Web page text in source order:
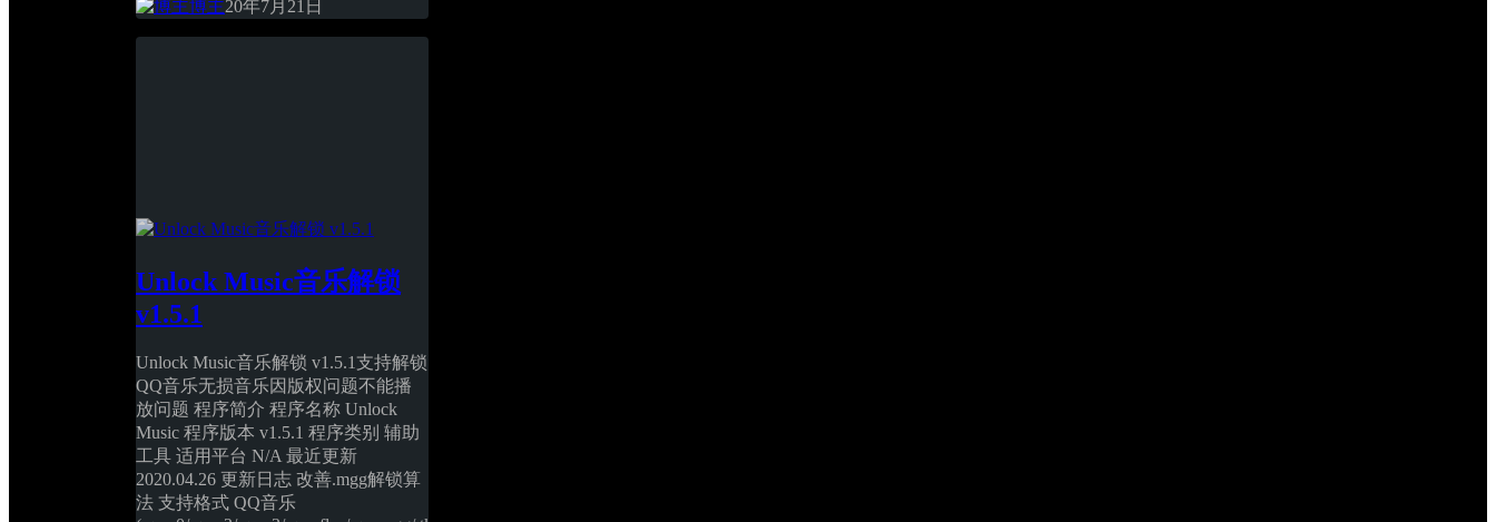
博主20年7月21日
Unlock Music音乐解锁
v1.5.1
Unlock Music音乐解锁 v1.5.1支持解锁
QQ音乐无损音乐因版权问题不能播
放问题 程序简介 程序名称 Unlock
Music 程序版本 v1.5.1 程序类别 辅助
工具 适用平台 N/A 最近更新
2020.04.26 更新日志 改善.mgg解锁算
法 支持格式 QQ音乐